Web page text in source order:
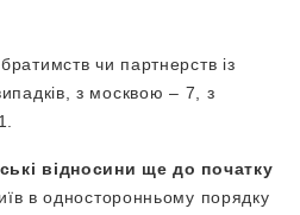
чи партнерств із
з москвою – 7, з
відносини ще до початку
в односторонньому порядку